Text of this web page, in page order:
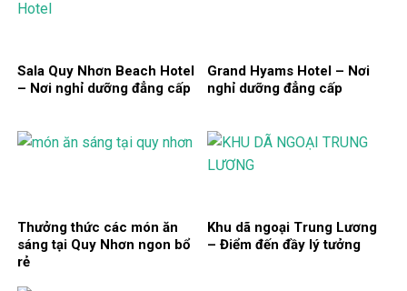
Sala Quy Nhơn Beach Hotel
– Nơi nghỉ dưỡng đẳng cấp
Grand Hyams Hotel – Nơi
nghỉ dưỡng đẳng cấp
Thưởng thức các món ăn
sáng tại Quy Nhơn ngon bổ
rẻ
Khu dã ngoại Trung Lương
– Điểm đến đầy lý tưởng